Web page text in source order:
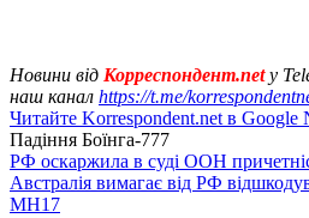
Новини від Корреспондент.netу
наш канал https://t.me/
Читайте Korrespondent.net в Google
Падіння Боїнга-777
РФ оскаржила в суді ООН
Австралія вимагає від РФ
MH17